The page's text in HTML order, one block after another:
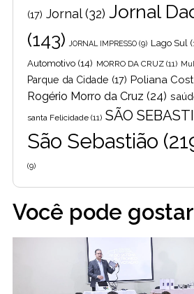
(17) Jornal(32) Jornal
(143)
JORNAL IMPRESSO (9) Lago Sul
Automotivo (14) MORRO DA CRUZ (11)
Parque da Cidade (17) Poliana
Rogério Morro da Cruz (24)
santa Felicidade (11) SÃO
São Sebastião
(9)
Você pode